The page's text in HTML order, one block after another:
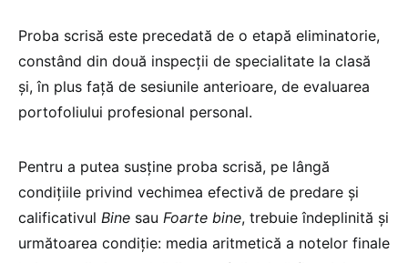
Proba scrisă este precedată de o etapă eliminatorie,
constând din două inspecţii de specialitate la clasă
şi, în plus faţă de sesiunile anterioare, de evaluarea
portofoliului profesional personal.
Pentru a putea susţine proba scrisă, pe lângă
condiţiile privind vechimea efectivă de predare şi
calificativul Bine sau Foarte bine, trebuie îndeplinită şi
următoarea condiţie: media aritmetică a notelor finale